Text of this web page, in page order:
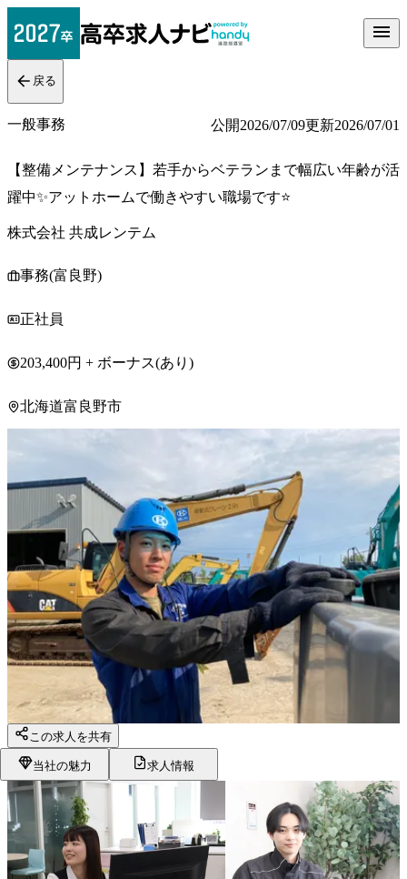
戻る
一般事務 公開2026/07/09更新2026/07/01
【整備メンテナンス】若手からベテランまで幅広い年齢が活
躍中✨アットホームで働きやすい職場です⭐
株式会社 共成レンテム
事務(富良野)
正社員
203,400円 + ボーナス(あり)
北海道富良野市
この求人を共有
当社の魅力 求人情報